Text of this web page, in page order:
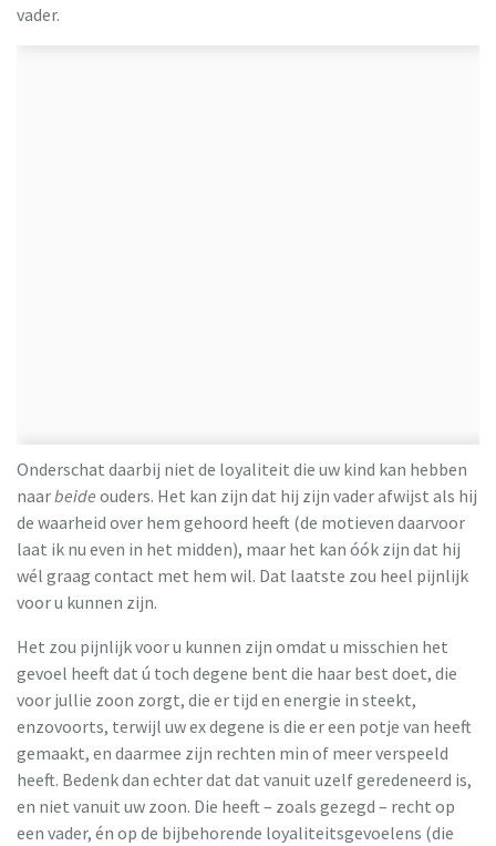
vader.
Onderschat daarbij niet de loyaliteit die uw kind kan hebben
naarbeide ouders. Het kan zijn dat hij zijn vader afwijst als hij
de waarheid over hem gehoord heeft (de motieven daarvoor
laat ik nu even in het midden), maar het kan óók zijn dat hij
wél graag contact met hem wil. Dat laatste zou heel pijnlijk
voor u kunnen zijn.
Het zou pijnlijk voor u kunnen zijn omdat u misschien het
gevoel heeft dat ú toch degene bent die haar best doet, die
voor jullie zoon zorgt, die er tijd en energie in steekt,
enzovoorts, terwijl uw ex degene is die er een potje van heeft
gemaakt, en daarmee zijn rechten min of meer verspeeld
heeft. Bedenk dan echter dat dat vanuit uzelf geredeneerd is,
en niet vanuit uw zoon. Die heeft – zoals gezegd – recht op
een vader, én op de bijbehorende loyaliteitsgevoelens (die